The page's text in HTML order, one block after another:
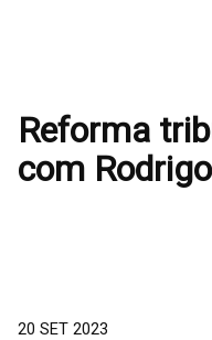
Reforma
com
20 SET 2023